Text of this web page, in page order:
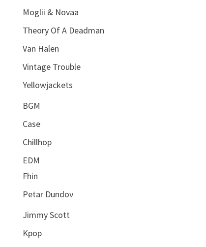
Moglii & Novaa
Theory Of A Deadman
Van Halen
Vintage Trouble
Yellowjackets
BGM
Case
Chillhop
EDM
Fhin
Petar Dundov
Jimmy Scott
Kpop